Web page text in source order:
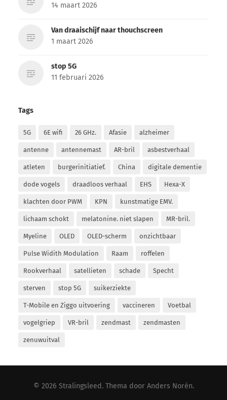
14 maart 2026
Van draaischijf naar thouchscreen
1 maart 2026
stop 5G
11 februari 2026
Tags
5G 6E wifi 26 GHz. Afasie alzheimer
antenne antennemast AR-bril asbestverhaal
atleten burgerinitiatief. China digitale dementie
dode vogels draadloos verhaal EHS Hexa-X
klachten door PWM KPN kunstmatige EMV.
lichaam schokt melatonine. niet slapen MR-bril.
Myeline OLED OLED-scherm onzichtbaar
Pulse Widith Modulation Raam roffelen
Rookverhaal satellieten schade Specht
sterven stop 5G suikerziekte
T-Mobile en Ziggo uitvoering vaccineren Voetbal
vogelgriep VR-bril zendmast zendmasten
zenuwuitval
© 2026 Stralingsleed . Thema door Anders Norén.